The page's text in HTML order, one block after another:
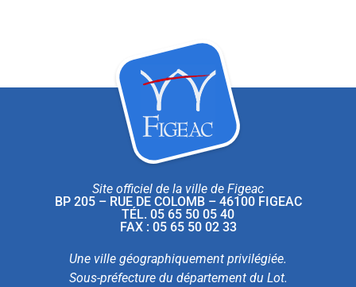
Site officiel de la ville de Figeac
BP 205 – RUE DE COLOMB – 46100 FIGEAC
TÉL. 05 65 50 05 40
FAX : 05 65 50 02 33
Une ville géographiquement privilégiée.
Sous-préfecture du département du Lot.